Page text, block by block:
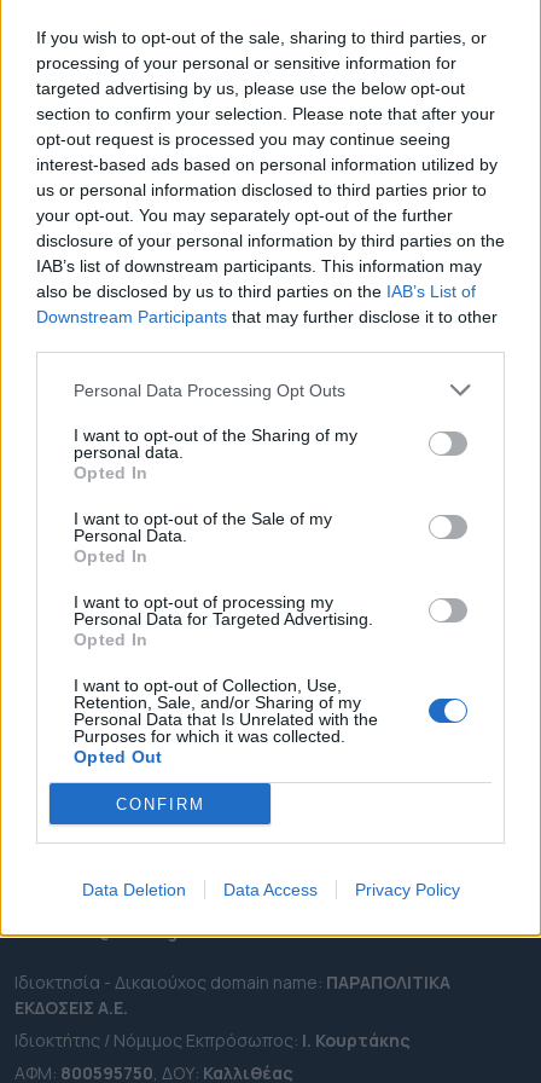
If you wish to opt-out of the sale, sharing to third parties, or
processing of your personal or sensitive information for
targeted advertising by us, please use the below opt-out
section to confirm your selection. Please note that after your
opt-out request is processed you may continue seeing
interest-based ads based on personal information utilized by
us or personal information disclosed to third parties prior to
your opt-out. You may separately opt-out of the further
disclosure of your personal information by third parties on the
IAB’s list of downstream participants. This information may
also be disclosed by us to third parties on the IAB’s List of
Downstream Participants that may further disclose it to other
Personal Data Processing Opt Outs
I want to opt-out of the Sharing of my
personal data.
Opted In
I want to opt-out of the Sale of my
Personal Data.
Opted In
I want to opt-out of processing my
Personal Data for Targeted Advertising.
Opted In
I want to opt-out of Collection, Use,
Retention, Sale, and/or Sharing of my
Personal Data that Is Unrelated with the
Purposes for which it was collected.
Opted Out
CONFIRM
Data Deletion Data Access Privacy Policy
Εργατικό ατύχημα σημειώθηκε τις πρώτες ημέρες
του νέου έτους στο Διαδημοτικό Κέντρο
Περίθαλψης Αδέσποτων Ζώων (ΔΙΚΕΠΑΖ), όταν
εργαζόμενη τραυματίστηκε κατά τη διάρκεια της
βάρδιάς της, ενώ παρείχε φροντίδα σε αδέσποτο
σκύλο. Όπως επισημαίνει ο πρόεδρος του
ΠΕΣΥΔΑΠ, Γρηγόρης Γουρδομιχάλης, η καθημερινή
φροντίδα και νοσηλεία αδέσποτων ζώων με
άγνωστο και συχνά κακοποιημένο παρελθόν
αποτελεί ένα απαιτητικό […]
04.01.2026 - 12.19
ΕΠΙΚΑΙΡΟΤΗΤΑ
ΠΕΡΙΦΕΡΕΙΕΣ
OTA LEAKS
ΑΠΟΨΕΙΣ
ΠΡΟΣΛΗΨΕΙΣ
e-ota.gr | Ταυτότητα
Ταχ. Διεύθυνση:Λεωφόρος Ανδρέα Συγγρού 188, 17671,
2111091100
Εmail:info@e-ota.gr
Ιδιοκτησία - Δικαιούχος domain name: ΠΑΡΑΠΟΛΙΤΙΚΑ
ΕΚΔΟΣΕΙΣ A.E.
Ιδιοκτήτης / Νόμιμος Εκπρόσωπος: Ι. Κουρτάκης
ΑΦΜ: 800595750 , ΔΟΥ: Καλλιθέας